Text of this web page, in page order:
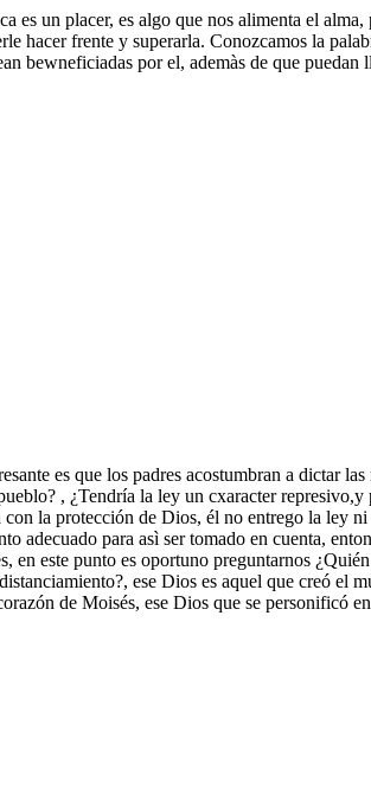
un placer, es algo que nos alimenta el alma,
hacer frente y superarla. Conozcamos la
bewneficiadas por el, ademàs de que puedan
es que los padres acostumbran a dictar
, ¿Tendría la ley un cxaracter
la protección de Dios, él no entrego la ley
para asì ser tomado en cuenta,
en este punto es oportuno preguntarnos
ese Dios es aquel que creó el
de Moisés, ese Dios que se personificó